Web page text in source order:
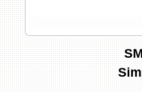
03 Апреля 2026,
whookey:
03 Апреля 2026,